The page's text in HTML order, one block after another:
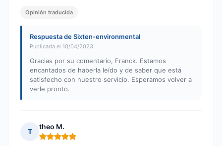
Opinión traducida
Respuesta de Sixten-environmental
Publicada el 10/04/2023
Gracias por su comentario, Franck. Estamos
encantados de haberla leído y de saber que está
satisfecho con nuestro servicio. Esperamos volver a
verle pronto.
T
theo M.
Nota: 5 de 5